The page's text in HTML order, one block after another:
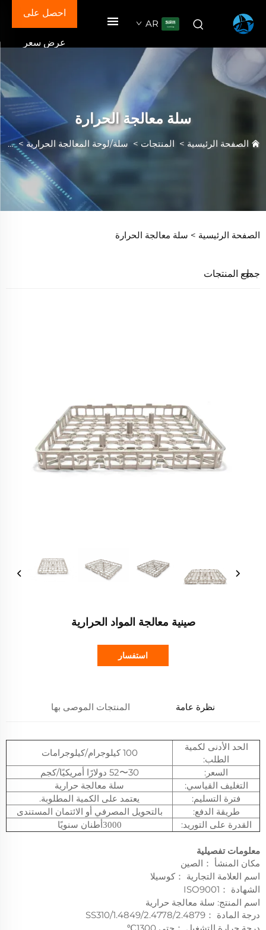
AR
احصل على
عرض سعر
سلة معالجة الحرارة
الصفحة الرئيسية > المنتجات > سلة/لوحة المعالجة الحرارية>
الصفحة الرئيسية > سلة معالجة الحرارة
جميع المنتجات
صينية معالجة المواد الحرارية
استفسار
نظرة عامة المنتجات الموصى بها
الحد الأدنى لكمية
الطلب:
100 كيلوجرام/كيلوجرامات
السعر:
30〜52 دولارًا أمريكيًا/كجم
التغليف القياسي:
سلة معالجة حرارية
فترة التسليم:
يعتمد على الكمية المطلوبة.
طريقة الدفع:
بالتحويل المصرفي أو الائتمان المستندى
القدرة على التوريد:
3000أطنان سنويًا
معلومات تفصيلية
مكان المنشأ
： الصين
اسم العلامة التجارية
： كوسيلا
الشهادة ：
ISO9001
اسم المنتج: سلة معالجة حرارية
درجة المادة
：
1.4849/2.4778/2.4879/SS310
：